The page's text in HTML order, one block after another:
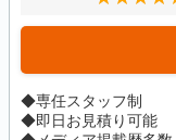
◆専任スタッフ制
◆即日お見積り可能